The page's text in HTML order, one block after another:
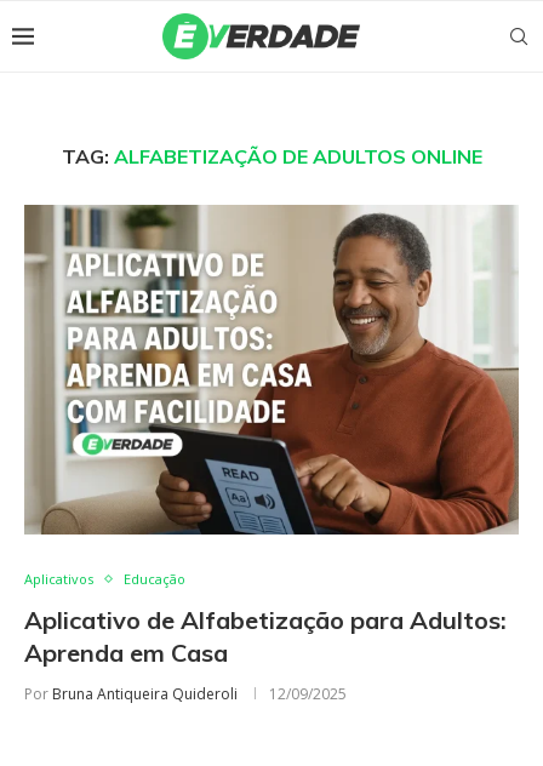
TAG: ALFABETIZAÇÃO DE ADULTOS ONLINE
Aplicativos Educação
Aplicativo de Alfabetização para Adultos:
Aprenda em Casa
Por Bruna Antiqueira Quideroli 12/09/2025